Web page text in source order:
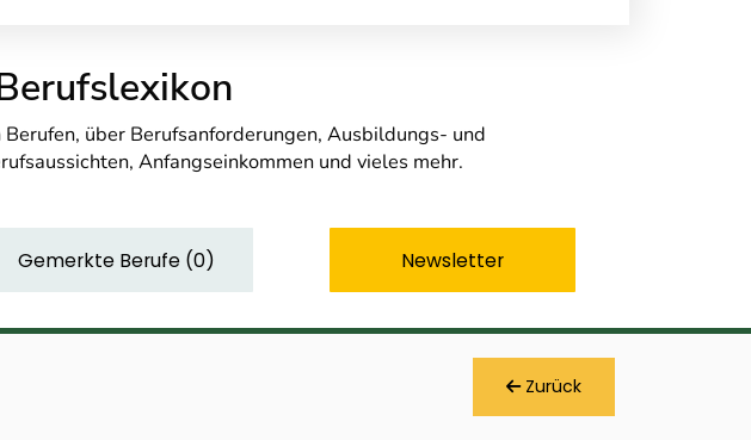
über Berufsanforderungen, Ausbildungs- und
Anfangseinkommen und vieles mehr.
Gemerkte Berufe (0) Newsletter
Zurück